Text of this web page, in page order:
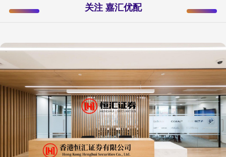
关注 嘉汇优配